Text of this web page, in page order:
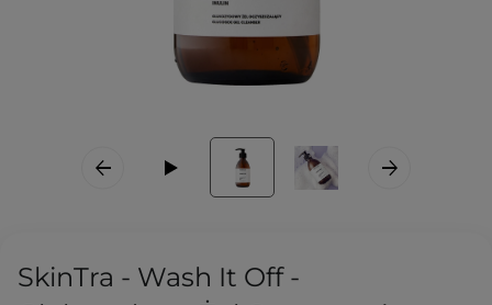
SkinTra - Wash It Off -